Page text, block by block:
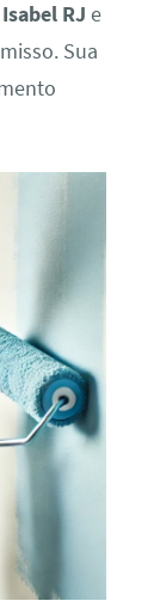
RJ e
Sua